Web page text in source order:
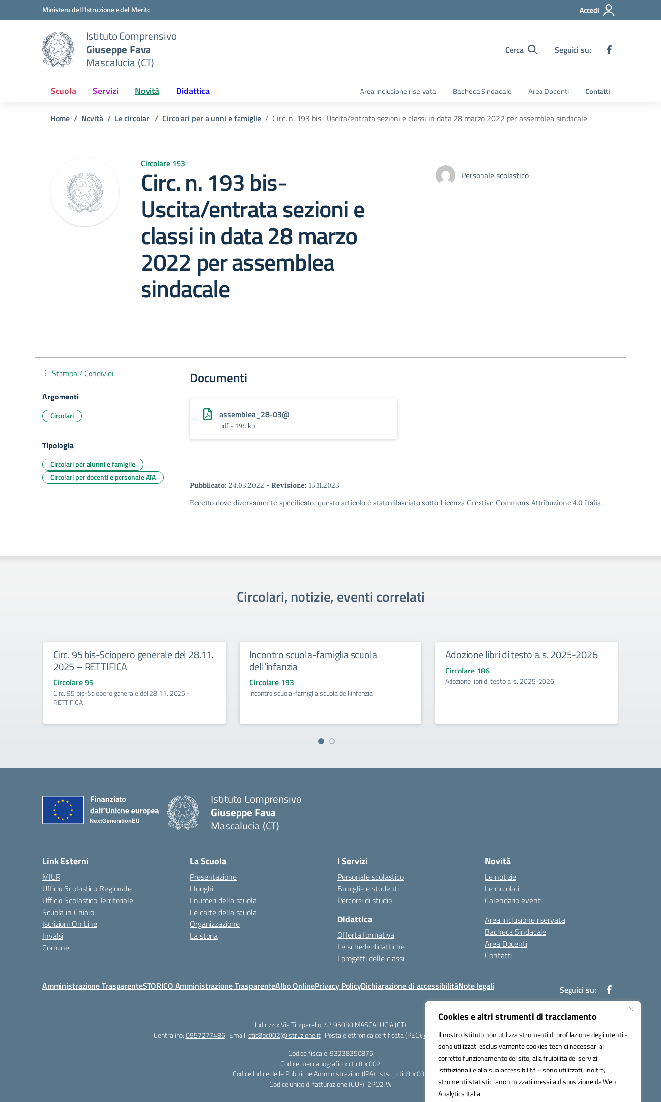
Cookies e altri strumenti di tracciamento
Il nostro Istituto non utilizza strumenti di profilazione degli utenti -
sono utilizzati esclusivamente cookies tecnici necessari al
corretto funzionamento del sito, alla fruibilità dei servizi
istituzionali e alla sua accessibilità – sono utilizzati, inoltre,
strumenti statistici anonimizzati messi a disposizione da Web
Analytics Italia.
Vai ai contenuti
Vai al menu di navigazioneMinistero dell'Istruzione e del Merito Accedi
Istituto Comprensivo
Giuseppe Fava
Mascalucia (CT)
Cerca Seguici su:
Scuola Servizi Novità Didattica Area inclusione riservata Bacheca Sindacale Area Docenti Contatti
Home Novità Le circolari Circolari per alunni e famiglie Circ. n. 193 bis- Uscita/entrata sezioni e classi in data 28 marzo 2022 per assemblea sindacale
Circolare 193
Circ. n. 193 bis-
Uscita/entrata sezioni e
classi in data 28 marzo
2022 per assemblea
sindacale
Personale scolastico
Documenti
assemblea_28-03@
pdf - 194 kb
Pubblicato: 24.03.2022 - Revisione: 15.11.2023
Eccetto dove diversamente specificato, questo articolo è stato rilasciato sotto Licenza Creative Commons Attribuzione 4.0 Italia.
Stampa / Condividi
Argomenti
Circolari
Tipologia
Circolari per alunni e famiglie
Circolari per docenti e personale ATA
Circolari, notizie, eventi correlati
Circ. 95 bis-Sciopero generale del 28.11.
2025 – RETTIFICA
Circolare 95
Circ. 95 bis-Sciopero generale del 28.11. 2025 -
RETTIFICA
Incontro scuola-famiglia scuola
dell’infanzia
Circolare 193
Incontro scuola-famiglia scuola dell’infanzia
Adozione libri di testo a. s. 2025-2026
Circolare 186
Adozione libri di testo a. s. 2025-2026
Istituto Comprensivo
Giuseppe Fava
Mascalucia (CT)
Link Esterni
MIUR
Ufficio Scolastico Regionale
Ufficio Scolastico Territoriale
Scuola in Chiaro
Iscrizioni On Line
Invalsi
Comune
La Scuola
Presentazione
I luoghi
I numeri della scuola
Le carte della scuola
Organizzazione
La storia
I Servizi
Personale scolastico
Famiglie e studenti
Percorsi di studio
Didattica
Offerta formativa
Le schede didattiche
I progetti delle classi
Novità
Le notizie
Le circolari
Calendario eventi
Area inclusione riservata
Bacheca Sindacale
Area Docenti
Contatti
Amministrazione TrasparenteSTORICO Amministrazione TrasparenteAlbo OnlinePrivacy PolicyDichiarazione di accessibilitàNote legali Seguici su:
Indirizzo:Via Timparello, 47 95030 MASCALUCIA (CT)
Centralino:0957277486 Email:ctic8bc002@istruzione.it Posta elettronica certificata (PEC):ctic8bc002@pec.istruzione.it
Codice fiscale: 93238350875
Codice meccanografico:ctic8bc002
Codice Indice delle Pubbliche Amministrazioni (IPA): istsc_ctic8bc002
Codice unico di fatturazione (CUF): 2PO2JW